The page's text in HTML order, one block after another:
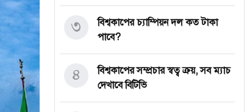
বিশ্বকাপের চ্যাম্পিয়ন দল কত টাকা
পাবে?
৩
বিশ্বকাপের সম্প্রচার স্বত্ব ক্রয়, সব ম্যাচ
দেখাবে বিটিভি
৪